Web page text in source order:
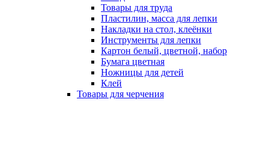
Товары для труда
Пластилин, масса для лепки
Накладки на стол, клеёнки
Инструменты для лепки
Картон белый, цветной, набор
Бумага цветная
Ножницы для детей
Клей
Товары для черчения